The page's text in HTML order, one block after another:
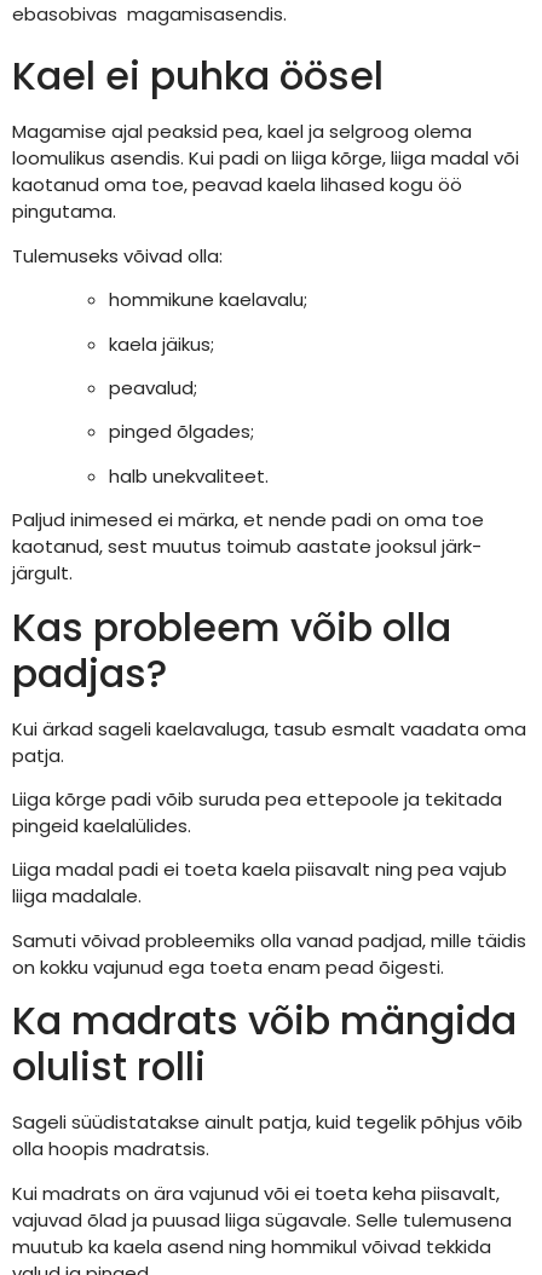
ebasobivas magamisasendis.
Kael ei puhka öösel
Magamise ajal peaksid pea, kael ja selgroog olema
loomulikus asendis. Kui padi on liiga kõrge, liiga madal või
kaotanud oma toe, peavad kaela lihased kogu öö
pingutama.
Tulemuseks võivad olla:
hommikune kaelavalu;
kaela jäikus;
peavalud;
pinged õlgades;
halb unekvaliteet.
Paljud inimesed ei märka, et nende padi on oma toe
kaotanud, sest muutus toimub aastate jooksul järk-
järgult.
Kas probleem võib olla
padjas?
Kui ärkad sageli kaelavaluga, tasub esmalt vaadata oma
patja.
Liiga kõrge padi võib suruda pea ettepoole ja tekitada
pingeid kaelalülides.
Liiga madal padi ei toeta kaela piisavalt ning pea vajub
liiga madalale.
Samuti võivad probleemiks olla vanad padjad, mille täidis
on kokku vajunud ega toeta enam pead õigesti.
Ka madrats võib mängida
olulist rolli
Sageli süüdistatakse ainult patja, kuid tegelik põhjus võib
olla hoopis madratsis.
Kui madrats on ära vajunud või ei toeta keha piisavalt,
vajuvad õlad ja puusad liiga sügavale. Selle tulemusena
muutub ka kaela asend ning hommikul võivad tekkida